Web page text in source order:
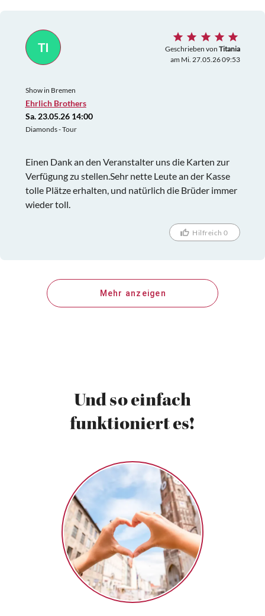
TI Geschrieben von Titania
am Mi. 27.05.26 09:53
Show in Bremen
Ehrlich Brothers
Sa. 23.05.26 14:00
Diamonds - Tour
Einen Dank an den Veranstalter uns die Karten zur
Verfügung zu stellen.Sehr nette Leute an der Kasse
tolle Plätze erhalten, und natürlich die Brüder immer
wieder toll.
Hilfreich 0
Mehr anzeigen
Und so einfach
funktioniert es!